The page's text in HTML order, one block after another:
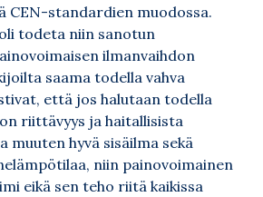
CEN-standardien muodossa.
todeta niin sanotun
ilmanvaihdon
saama todella vahva
että jos halutaan todella
riittävyys ja haitallisista
muuten hyvä sisäilma sekä
niin painovoimainen
eikä sen teho riitä kaikissa